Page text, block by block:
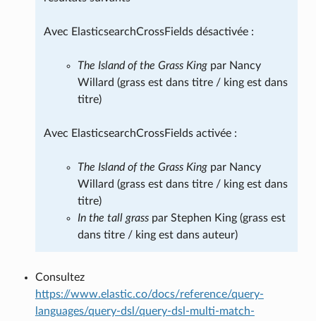
Avec ElasticsearchCrossFields désactivée :
The Island of the Grass Kingpar Nancy
Willard (grass est dans titre / king est dans
titre)
Avec ElasticsearchCrossFields activée :
The Island of the Grass Kingpar Nancy
Willard (grass est dans titre / king est dans
titre)
In the tall grasspar Stephen King (grass est
dans titre / king est dans auteur)
Consultez
https://www.elastic.co/docs/reference/query-
languages/query-dsl/query-dsl-multi-match-